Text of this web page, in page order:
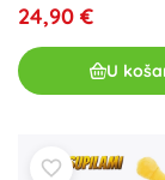
24,90 €
U